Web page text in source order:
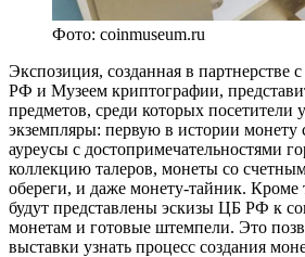
Фото: coinmuseum.ru
Экспозиция, созданная в партнерстве
РФ и Музеем криптографии,
предметов, среди которых посетители
экземпляры: первую в истории
ауреусы с достопримечательностями
коллекцию талеров, монеты со
обереги, и даже монету-тайник. Кроме
будут представлены эскизы ЦБ РФ к
монетам и готовые штемпели. Это
выставки узнать процесс создания